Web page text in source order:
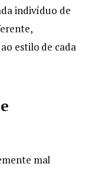
indivíduo de
estilo de cada
mal